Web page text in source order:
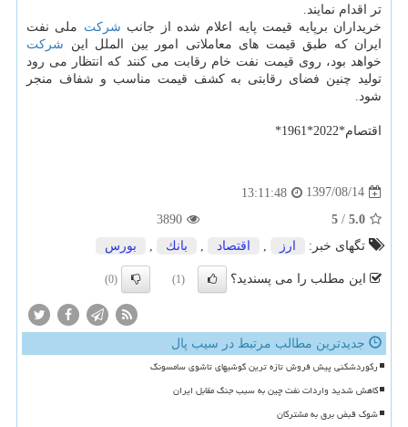
تر اقدام نمایند.
خریداران برپایه قیمت پایه اعلام شده از جانب شركت ملی نفت
ایران كه طبق قیمت های معاملاتی امور بین الملل این شركت
خواهد بود، روی قیمت نفت خام رقابت می كنند كه انتظار می رود
تولید چنین فضای رقابتی به كشف قیمت مناسب و شفاف منجر
شود.
اقتصام*2022*1961*
1397/08/14
13:11:48
5.0
/
5
3890
تگهای خبر:
ارز اقتصاد بانك بورس
این مطلب را می پسندید؟ (1)
(0)
جدیدترین مطالب مرتبط در سیب پال
رکوردشکنی پیش فروش تازه ترین گوشیهای تاشوی سامسونگ
کاهش شدید واردات نفت چین به سبب جنگ مقابل ایران
شوک قبض برق به مشترکان